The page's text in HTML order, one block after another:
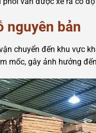
nguyên bản
chuyển đến khu vực
mốc, gây ảnh hưởng